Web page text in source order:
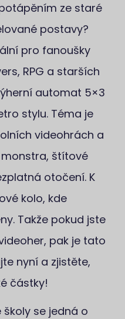
ze staré
postavy?
pro fanoušky
RPG a starších
automat 5×3
stylu. Téma je
videohrách a
štítové
otočení. K
kolo, kde
Takže pokud jste
pak je tato
nyní a zjistěte,
částky!
se jedná o